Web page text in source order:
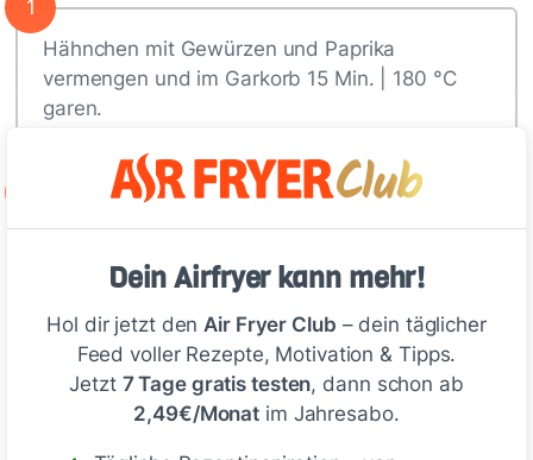
Dein Airfryer kann mehr!
Hol dir jetzt denAir Fryer Club – dein täglicher
Feed voller Rezepte, Motivation & Tipps.
Jetzt 7 Tage gratis testen, dann schon ab
2,49€/Monat im Jahresabo.
1
Hähnchen mit Gewürzen und Paprika
vermengen und im Garkorb 15 Min. | 180 °C
garen.
Halloumi zugeben und 5 Min. | 180 °C…
Deine Notizen